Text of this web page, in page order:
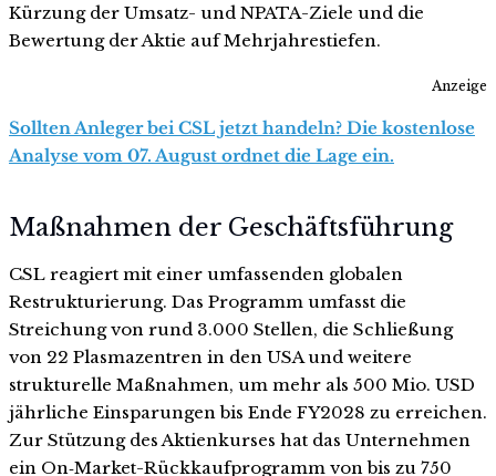
Kürzung der Umsatz- und NPATA-Ziele und die
Bewertung der Aktie auf Mehrjahrestiefen.
Anzeige
Sollten Anleger bei CSL jetzt handeln? Die kostenlose
Analyse vom 07. August ordnet die Lage ein.
Maßnahmen der Geschäftsführung
CSL reagiert mit einer umfassenden globalen
Restrukturierung. Das Programm umfasst die
Streichung von rund 3.000 Stellen, die Schließung
von 22 Plasmazentren in den USA und weitere
strukturelle Maßnahmen, um mehr als 500 Mio. USD
jährliche Einsparungen bis Ende FY2028 zu erreichen.
Zur Stützung des Aktienkurses hat das Unternehmen
ein On‑Market-Rückkaufprogramm von bis zu 750